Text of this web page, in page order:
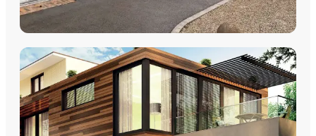
VOLETS
Volets Roulants Volets Coulissants Volets Battants
Découvrez nos volets roulants, coulissants et battants avec
pose par les équipes Plein Jour Habitat.